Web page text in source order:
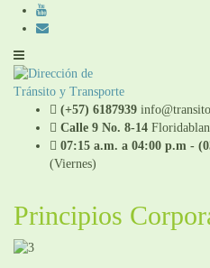
(+57) 6187939
Calle 9 No. 8-14
07:15 a.m. a 04:00 p.m -
(Viernes)
Principios